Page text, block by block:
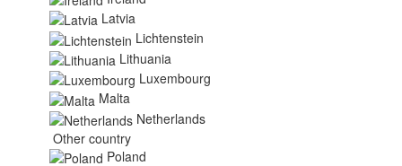
Latvia
Lichtenstein
Lithuania
Luxembourg
Malta
Netherlands
Other country
Poland